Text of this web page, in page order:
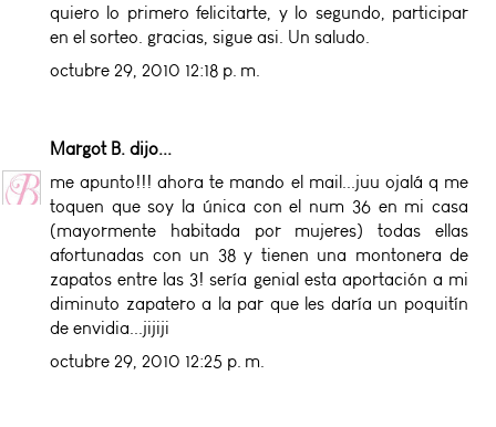
quiero lo primero felicitarte, y lo segundo, participar
en el sorteo. gracias, sigue asi. Un saludo.
octubre 29, 2010 12:18 p. m.
Margot B. dijo...
me apunto!!! ahora te mando el mail...juu ojalá q me
toquen que soy la única con el num 36 en mi casa
(mayormente habitada por mujeres) todas ellas
afortunadas con un 38 y tienen una montonera de
zapatos entre las 3! sería genial esta aportación a mi
diminuto zapatero a la par que les daría un poquitín
de envidia...jijiji
octubre 29, 2010 12:25 p. m.